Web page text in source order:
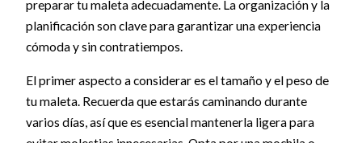
preparar tu maleta adecuadamente. La organización y la
planificación son clave para garantizar una experiencia
cómoda y sin contratiempos.
El primer aspecto a considerar es el tamaño y el peso de
tu maleta. Recuerda que estarás caminando durante
varios días, así que es esencial mantenerla ligera para